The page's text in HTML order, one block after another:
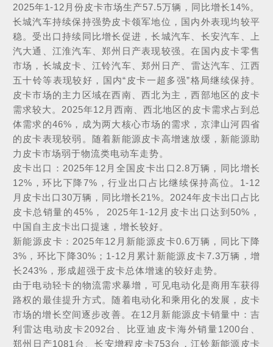
2025年1-12月份皮卡市场生产57.5万辆，同比增长14%。
长城汽车持续保持强势皮卡领军地位，国内外表现均较平
稳。受出口持续同比增长促进，长城汽车、长安汽车、上
汽大通、江淮汽车、郑州日产表现较强。在国内皮卡零售
市场，长城皮卡、江铃汽车、郑州日产、 雷达汽车 、江西
五十铃等表现较好，国内“皮卡一超多强”格局继续保持。
皮卡市场的主力区域在西南、西北为主，西部地区的皮卡
需求较大。2025年12月西南、西北地区的皮卡需求占到总
体需求的46%，成为两大核心市场的需求，京津山河四省
的皮卡表现较弱。随着新能源皮卡高增速放缓，新能源助
力皮卡市场弱于物流类电动车走势。
皮卡出口：2025年12月全国皮卡出口2.8万辆，同比增长
12%，环比下降7%，行业出口占比继续保持高位。1-12
月皮卡出口30万辆，同比增长21%。2024年皮卡出口占比
皮卡总销量的45%， 2025年1-12月皮卡出口达到50%，
中国自主皮卡出口提速，增长较好。
新能源皮卡：2025年12月新能源皮卡0.6万辆，同比下降
3%，环比下降30%；1-12月累计新能源皮卡7.3万辆，增
长243%，形成超强于皮卡总体增速的较好走势。
由于电动轻卡的物流需求暴增，可见电动化是商用车获得
路权的最佳提升方式。随着电动化和乘用化的发展，皮卡
市场的增长空间逐步改善。在12月新能源皮卡销量中：吉
利雷达电动皮卡2092台、比亚迪皮卡海外销量1200台、
郑州日产1081台、长安增程皮卡753台，江铃新能源皮卡